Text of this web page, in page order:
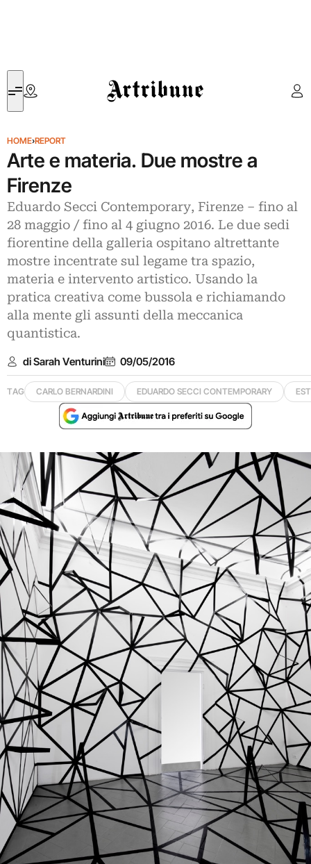
Artribune
HOME›REPORT
Arte e materia. Due mostre a
Firenze
Eduardo Secci Contemporary, Firenze – fino al
28 maggio / fino al 4 giugno 2016. Le due sedi
fiorentine della galleria ospitano altrettante
mostre incentrate sul legame tra spazio,
materia e intervento artistico. Usando la
pratica creativa come bussola e richiamando
alla mente gli assunti della meccanica
quantistica.
di Sarah Venturini 09/05/2016
TAG CARLO BERNARDINI EDUARDO SECCI CONTEMPORARY